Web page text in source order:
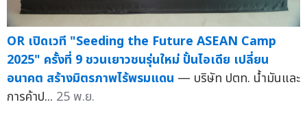
OR เปิดเวที "Seeding the Future ASEAN Camp
2025" ครั้งที่ 9 ชวนเยาวชนรุ่นใหม่ ปั้นไอเดีย เปลี่ยน
อนาคต สร้างมิตรภาพไร้พรมแดน — บริษัท ปตท. น้ำมันและ
การค้าป... 25 พ.ย.